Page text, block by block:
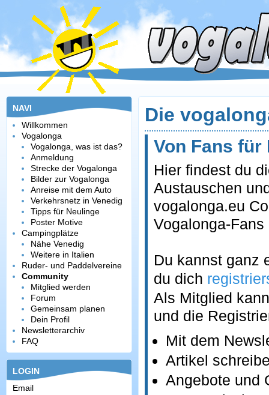
NAVI
Willkommen
Vogalonga
Vogalonga, was ist das?
Anmeldung
Strecke der Vogalonga
Bilder zur Vogalonga
Anreise mit dem Auto
Verkehrsnetz in Venedig
Tipps für Neulinge
Poster Motive
Campingplätze
Nähe Venedig
Weitere in Italien
Ruder- und Paddelvereine
Community
Mitglied werden
Forum
Gemeinsam planen
Dein Profil
Newsletterarchiv
FAQ
LOGIN
Email
Die
Von Fans für
Hier findest du
Austauschen
vogalonga.eu
Vogalonga-
Du kannst ganz
du dich
Als Mitglied
und die
Mit dem
Artikel
Angebote und